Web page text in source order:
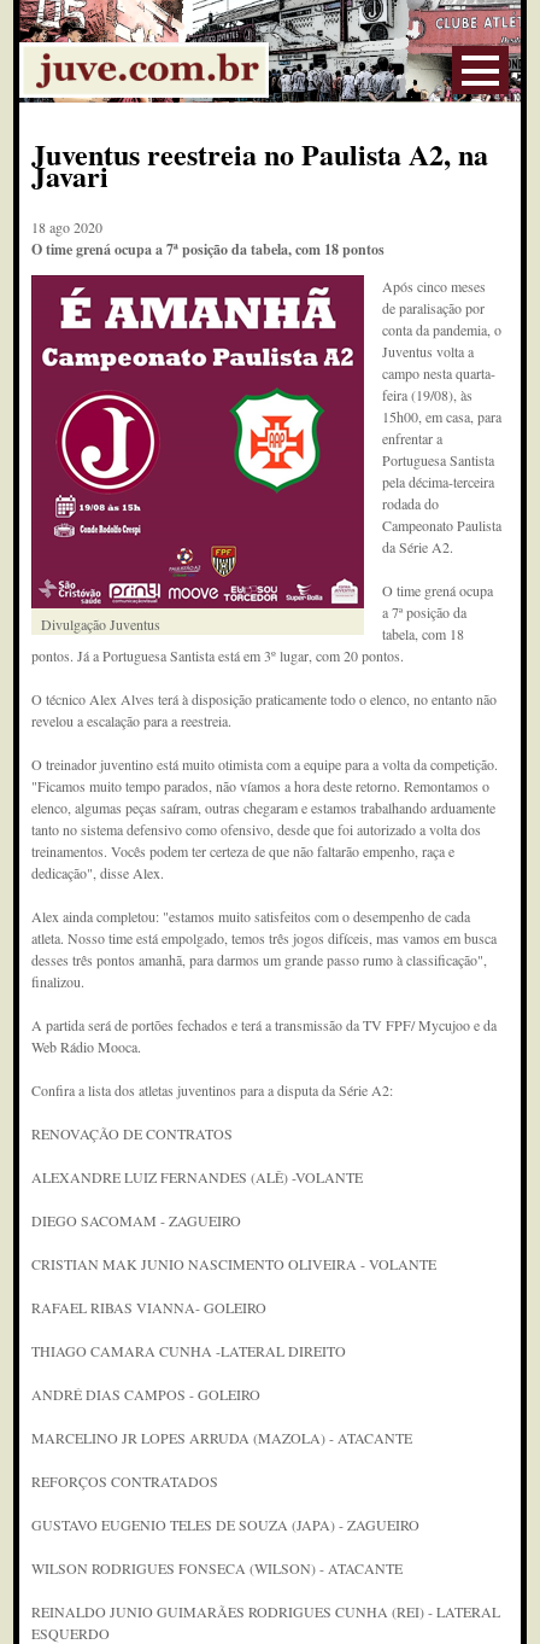
Juventus reestreia no Paulista A2, na
Javari
18 ago 2020
O time grená ocupa a 7ª posição da tabela, com 18 pontos
Divulgação Juventus
Após cinco meses
de paralisação por
conta da pandemia, o
Juventus volta a
campo nesta quarta-
feira (19/08), às
15h00, em casa, para
enfrentar a
Portuguesa Santista
pela décima-terceira
rodada do
Campeonato Paulista
da Série A2.
O time grená ocupa
a 7ª posição da
tabela, com 18
pontos. Já a Portuguesa Santista está em 3º lugar, com 20 pontos.
O técnico Alex Alves terá à disposição praticamente todo o elenco, no entanto não
revelou a escalação para a reestreia.
O treinador juventino está muito otimista com a equipe para a volta da competição.
"Ficamos muito tempo parados, não víamos a hora deste retorno. Remontamos o
elenco, algumas peças saíram, outras chegaram e estamos trabalhando arduamente
tanto no sistema defensivo como ofensivo, desde que foi autorizado a volta dos
treinamentos. Vocês podem ter certeza de que não faltarão empenho, raça e
dedicação", disse Alex.
Alex ainda completou: "estamos muito satisfeitos com o desempenho de cada
atleta. Nosso time está empolgado, temos três jogos difíceis, mas vamos em busca
desses três pontos amanhã, para darmos um grande passo rumo à classificação",
finalizou.
A partida será de portões fechados e terá a transmissão da TV FPF/ Mycujoo e da
Web Rádio Mooca.
Confira a lista dos atletas juventinos para a disputa da Série A2:
RENOVAÇÃO DE CONTRATOS
ALEXANDRE LUIZ FERNANDES (ALÊ) -VOLANTE
DIEGO SACOMAM - ZAGUEIRO
CRISTIAN MAK JUNIO NASCIMENTO OLIVEIRA - VOLANTE
RAFAEL RIBAS VIANNA- GOLEIRO
THIAGO CAMARA CUNHA -LATERAL DIREITO
ANDRÉ DIAS CAMPOS - GOLEIRO
MARCELINO JR LOPES ARRUDA (MAZOLA) - ATACANTE
REFORÇOS CONTRATADOS
GUSTAVO EUGENIO TELES DE SOUZA (JAPA) - ZAGUEIRO
WILSON RODRIGUES FONSECA (WILSON) - ATACANTE
REINALDO JUNIO GUIMARÃES RODRIGUES CUNHA (REI) - LATERAL
ESQUERDO